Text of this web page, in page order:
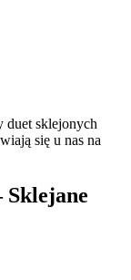
sklejonych
się u nas na